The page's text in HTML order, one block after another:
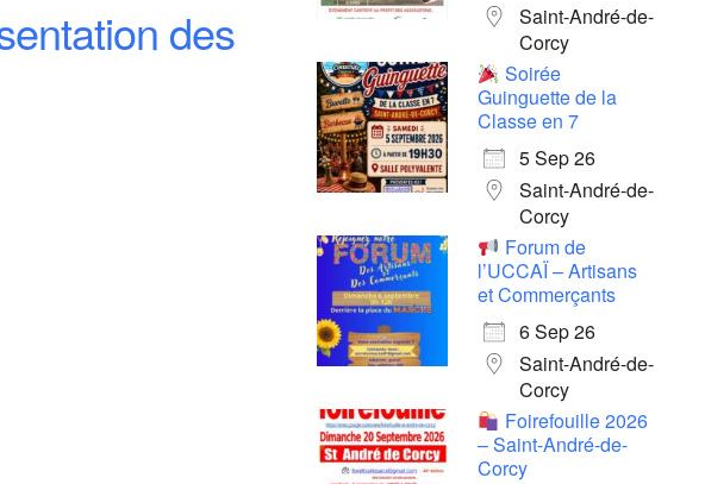
des
Saint-André-de-
Corcy
Soirée
Guinguette de la
Classe en 7
5 Sep 26
Saint-André-de-
Corcy
Forum de
l’UCCAÏ – Artisans
et Commerçants
6 Sep 26
Saint-André-de-
Corcy
Foirefouille 2026
– Saint-André-de-
Corcy